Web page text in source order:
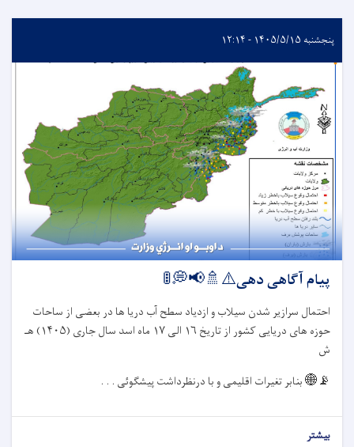
پنجشنبه ۱۴۰۵/۵/۱۵ - ۱۲:۱۴
پیام آگاهی دهی⚠️🚿📢💭🚦
احتمال سرازیر شدن سیلاب و ازدیاد سطح آب دریا ها در بعضی از ساحات
حوزه های دریایی کشور از تاریخ ۱۶ الی۱۷ ماه اسد سال جاری (۱۴۰۵) هـ
ش
📡🌐بنابر تغیرات اقلیمی و با درنظرداشت پیشگوئی . . .
بیشتر